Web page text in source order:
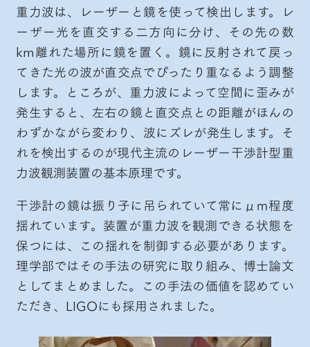
重力波は、レーザーと鏡を使って検出します。レ
ーザー光を直交する二方向に分け、その先の数
km離れた場所に鏡を置く。鏡に反射されて戻っ
てきた光の波が直交点でぴったり重なるよう調整
します。ところが、重力波によって空間に歪みが
発生すると、左右の鏡と直交点との距離がほんの
わずかながら変わり、波にズレが発生します。そ
れを検出するのが現代主流のレーザー干渉計型重
力波観測装置の基本原理です。
干渉計の鏡は振り子に吊られていて常にμｍ程度
揺れています。装置が重力波を観測できる状態を
保つには、この揺れを制御する必要があります。
理学部ではその手法の研究に取り組み、博士論文
としてまとめました。この手法の価値を認めてい
ただき、LIGOにも採用されました。